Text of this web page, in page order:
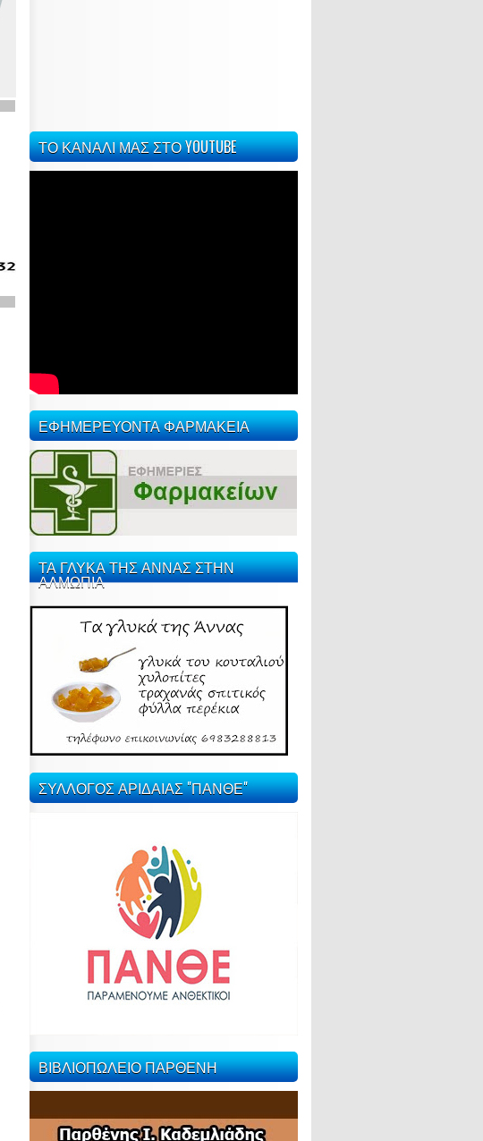
ΤΟ ΚΑΝΑΛΙ ΜΑΣ ΣΤΟ YOUTUBE
ΕΦΗΜΕΡΕΥΟΝΤΑ ΦΑΡΜΑΚΕΙΑ
ΤΑ ΓΛΥΚΑ ΤΗΣ ΑΝΝΑΣ ΣΤΗΝ
ΑΛΜΩΠΙΑ
ΣΥΛΛΟΓΟΣ ΑΡΙΔΑΙΑΣ "ΠΑΝΘΕ"
ΒΙΒΛΙΟΠΩΛΕΙΟ ΠΑΡΘΕΝΗ